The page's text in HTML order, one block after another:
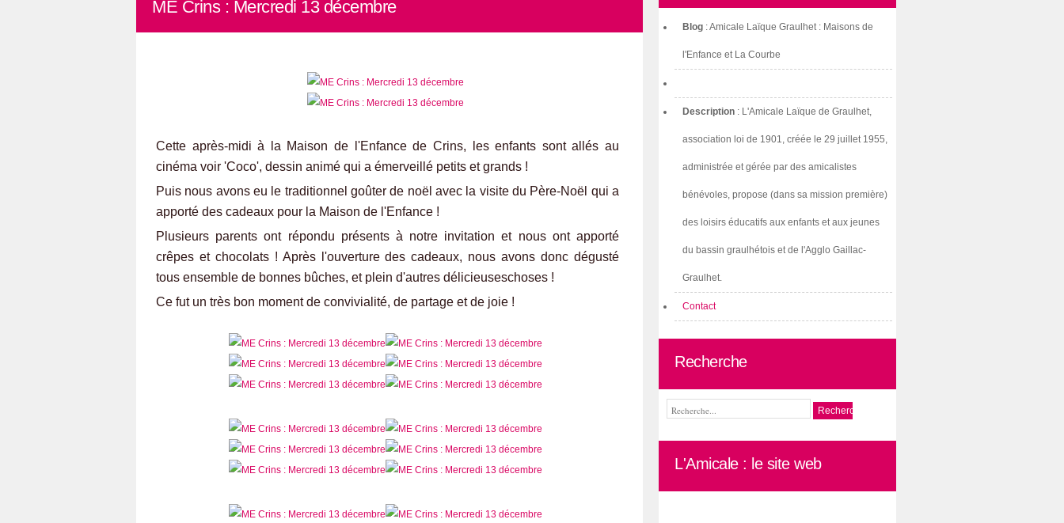
ME Crins : Mercredi 13 décembre
Cette après-midi à la Maison de l'Enfance de Crins, les enfants sont allés au
cinéma voir 'Coco', dessin animé qui a émerveillé petits et grands !
Puis nous avons eu le traditionnel goûter de noël avec la visite du Père-Noël qui a
apporté des cadeaux pour la Maison de l'Enfance !
Plusieurs parents ont répondu présents à notre invitation et nous ont apporté
crêpes et chocolats ! Après l'ouverture des cadeaux, nous avons donc dégusté
tous ensemble de bonnes bûches, et plein d'autres délicieuseschoses !
Ce fut un très bon moment de convivialité, de partage et de joie !
Blog : Amicale Laïque Graulhet : Maisons de
l'Enfance et La Courbe
Description : L'Amicale Laïque de Graulhet,
association loi de 1901, créée le 29 juillet 1955,
administrée et gérée par des amicalistes
bénévoles, propose (dans sa mission première)
des loisirs éducatifs aux enfants et aux jeunes
du bassin graulhétois et de l'Agglo Gaillac-
Graulhet.
Contact
Recherche
L'Amicale : le site web